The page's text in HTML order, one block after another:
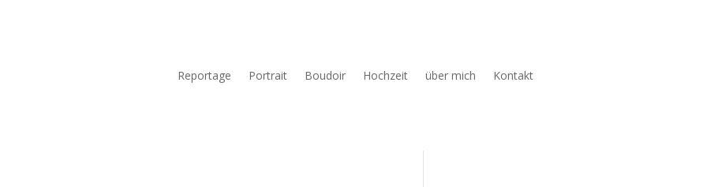
Reportage Portrait Boudoir Hochzeit über mich Kontakt